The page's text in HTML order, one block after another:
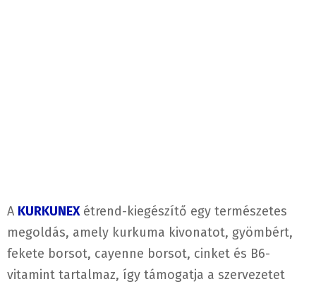
A KURKUNEXétrend-kiegészítő egy természetes
megoldás, amely kurkuma kivonatot, gyömbért,
fekete borsot, cayenne borsot, cinket és B6-
vitamint tartalmaz, így támogatja a szervezetet